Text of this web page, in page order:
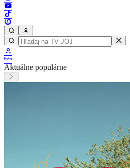
Aktuálne populárne